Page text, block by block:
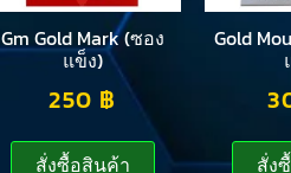
Gm Gold Mark (ซอง
แข็ง)
250 ฿
สั่งซื้อสินค้า
Gold
สั่ง